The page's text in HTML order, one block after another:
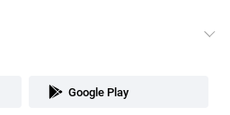
Google Play